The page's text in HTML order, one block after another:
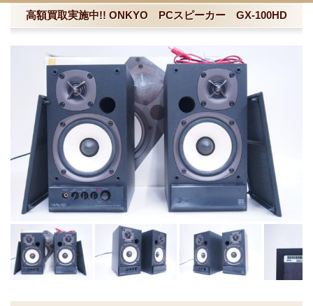
高額買取実施中!! ONKYO PCスピーカー GX-100HD